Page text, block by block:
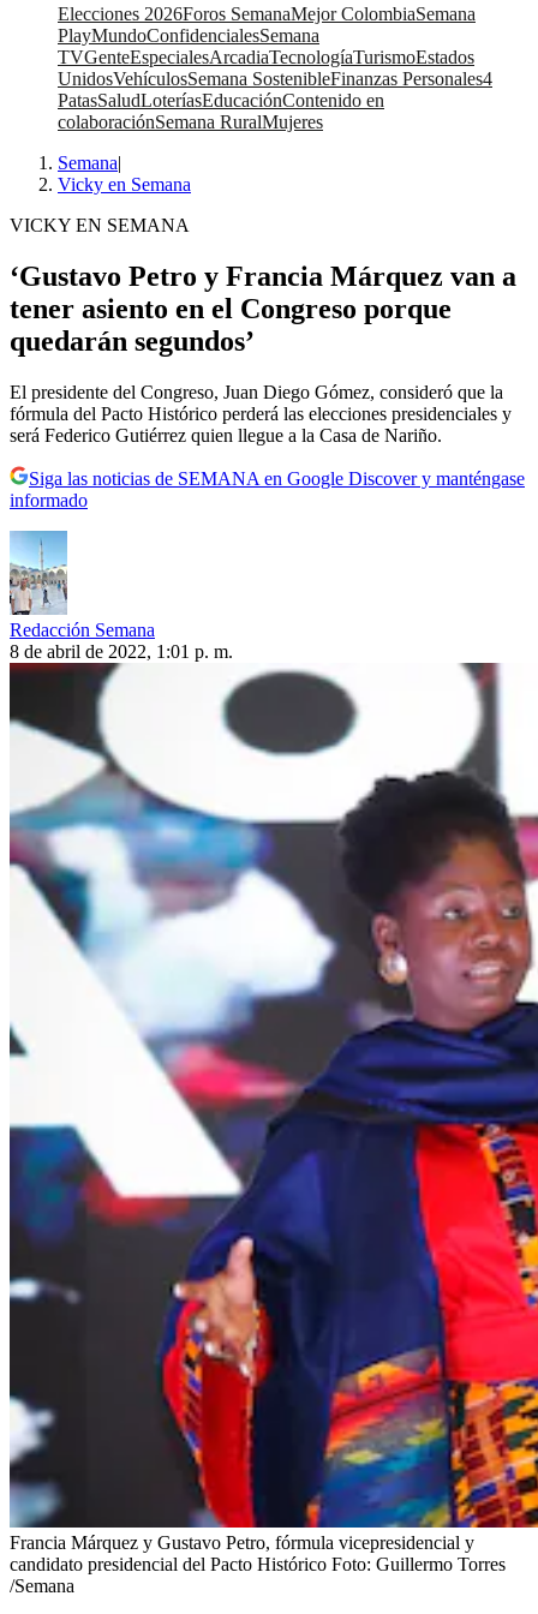
Elecciones 2026Foros SemanaMejor ColombiaSemana
PlayMundoConfidencialesSemana
TVGenteEspecialesArcadiaTecnologíaTurismoEstados
UnidosVehículosSemana SostenibleFinanzas Personales4
PatasSaludLoteríasEducaciónContenido en
colaboraciónSemana RuralMujeres
Semana|
Vicky en Semana
VICKY EN SEMANA
‘Gustavo Petro y Francia Márquez van a
tener asiento en el Congreso porque
quedarán segundos’
El presidente del Congreso, Juan Diego Gómez, consideró que la
fórmula del Pacto Histórico perderá las elecciones presidenciales y
será Federico Gutiérrez quien llegue a la Casa de Nariño.
Siga las noticias de SEMANA en Google Discover y manténgase
informado
Redacción Semana
8 de abril de 2022, 1:01 p. m.
Francia Márquez y Gustavo Petro, fórmula vicepresidencial y
candidato presidencial del Pacto Histórico Foto: Guillermo Torres
/Semana